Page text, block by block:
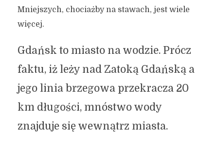
Mniejszych, chociażby na stawach, jest wiele
więcej.
Gdańsk to miasto na wodzie. Prócz
faktu, iż leży nad Zatoką Gdańską a
jego linia brzegowa przekracza 20
km długości, mnóstwo wody
znajduje się wewnątrz miasta.